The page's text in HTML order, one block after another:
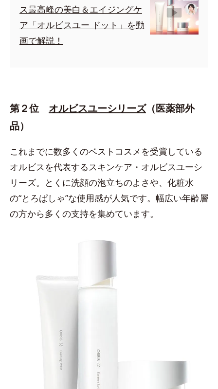
ス最高峰の美白＆エイジングケ
ア「オルビスユー ドット」を動
画で解説！
第２位 オルビスユーシリーズ（医薬部外
品）
これまでに数多くのベストコスメを受賞している
オルビスを代表するスキンケア・オルビスユーシ
リーズ。とくに洗顔の泡立ちのよさや、化粧水
の“とろぱしゃ”な使用感が人気です。幅広い年齢層
の方から多くの支持を集めています。